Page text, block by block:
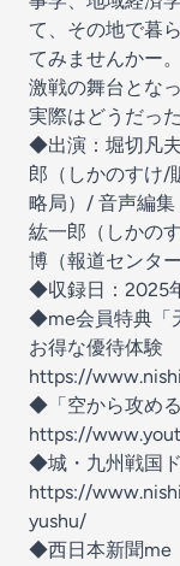
て、その地で暮
てみませんかー。
激戦の舞台とな
実際はどうだっ
◆出演：堀切凡
郎（しかのすけ/
略局）/ 音声編
紘一郎（しかの
博（報道センタ
◆収録日：2025
◆me会員特典「
お得な優待体験
https://
◆「空から攻める
https://
◆城・九州戦国ド
https://
yushu/
◆西日本新聞me